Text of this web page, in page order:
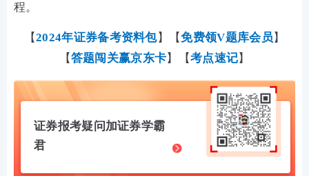
程。
【2024年证券备考资料包】【免费领V题库会员 】
【答题闯关赢京东卡】【考点速记】
证券报考疑问加证券学霸
君